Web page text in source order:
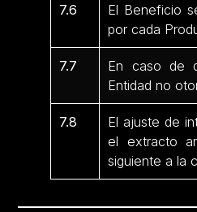
7.6
El Beneficio
por cada
7.7
En caso de
Entidad no
7.8
El ajuste de
el extracto
siguiente a la